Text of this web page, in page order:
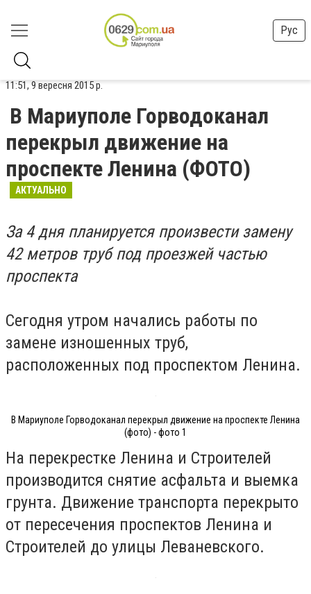
Рус
11:51, 9 вересня 2015 р.
В Мариуполе Горводоканал
перекрыл движение на
проспекте Ленина (ФОТО)
АКТУАЛЬНО
За 4 дня планируется произвести замену
42 метров труб под проезжей частью
проспекта
Сегодня утром начались работы по
замене изношенных труб,
расположенных под проспектом Ленина.
В Мариуполе Горводоканал перекрыл движение на проспекте Ленина
(фото) - фото 1
На перекрестке Ленина и Строителей
производится снятие асфальта и выемка
грунта. Движение транспорта перекрыто
от пересечения проспектов Ленина и
Строителей до улицы Леваневского.